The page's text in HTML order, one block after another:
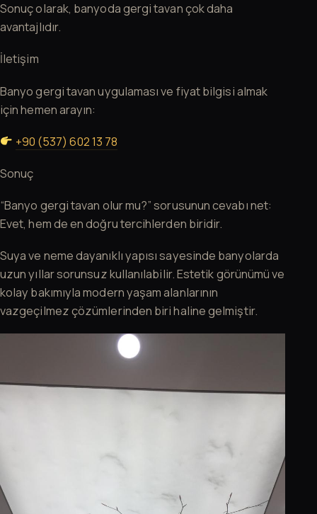
Sonuç olarak, banyoda gergi tavan çok daha
avantajlıdır.
İletişim
Banyo gergi tavan uygulaması ve fiyat bilgisi almak
için hemen arayın:
+90 (537) 602 13 78
Sonuç
“Banyo gergi tavan olur mu?” sorusunun cevabı net:
Evet, hem de en doğru tercihlerden biridir.
Suya ve neme dayanıklı yapısı sayesinde banyolarda
uzun yıllar sorunsuz kullanılabilir. Estetik görünümü ve
kolay bakımıyla modern yaşam alanlarının
vazgeçilmez çözümlerinden biri haline gelmiştir.